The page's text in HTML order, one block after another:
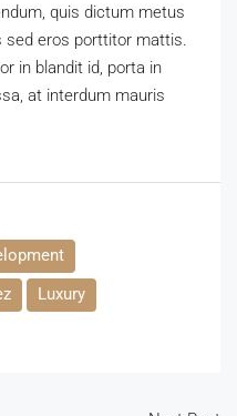
quis dictum metus
sed eros porttitor mattis.
in blandit id, porta in
at interdum mauris
Luxury